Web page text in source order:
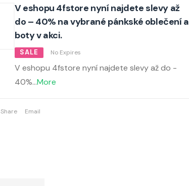
V eshopu 4fstore nyní najdete slevy až
do – 40% na vybrané pánkské oblečení a
boty v akci.
SALE No Expires
V eshopu 4fstore nyní najdete slevy až do -
40%...More
Share Email